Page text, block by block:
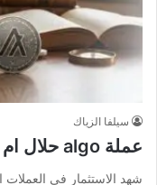
سيلفا الزياك
عملة algo حلال ام حرام​